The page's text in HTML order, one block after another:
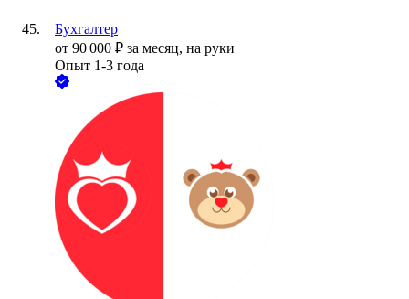
Бухгалтер
от 90 000 ₽ за месяц, на руки
Опыт 1-3 года